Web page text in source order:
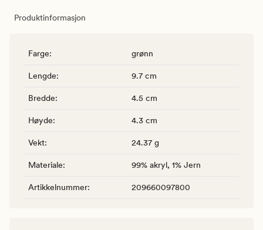
Produktinformasjon
Farge: grønn
Lengde: 9.7 cm
Bredde: 4.5 cm
Høyde: 4.3 cm
Vekt: 24.37 g
Materiale: 99% akryl, 1% Jern
Artikkelnummer: 209660097800